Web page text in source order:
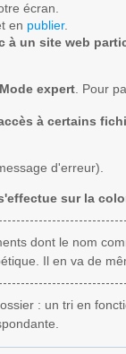
écran.
en publier.
à un site web
Mode expert. Pour
à certains
d'erreur).
sur la
dont le nom
Il en va de
: un tri en